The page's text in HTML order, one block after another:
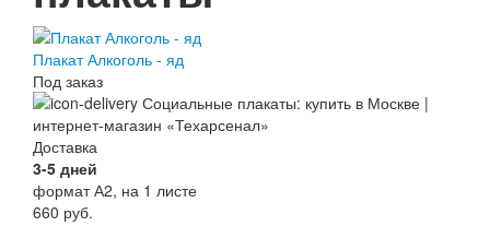
Сертификаты
Вопрос-Ответ
Контакты
Пожарное оборудование
Перезарядка
Перезарядка ОП
Перезарядка ОУ
Плакат Алкоголь - яд
Под заказ
Доставка
3-5 дней
формат А2, на 1 листе
660 руб.